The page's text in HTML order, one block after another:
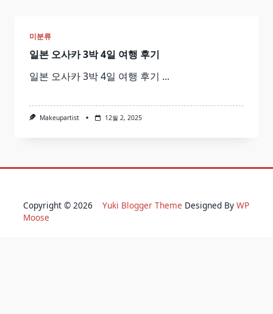
미분류
일본 오사카 3박 4일 여행 후기
일본 오사카 3박 4일 여행 후기 ...
Makeupartist 12월 2, 2025
Copyright © 2026 Yuki Blogger Theme Designed By WP
Moose